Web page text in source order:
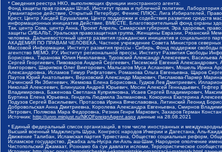
* Сведения реестра НКО, выполняющих функции иностранного агента:
Фонд защиты прав граждан Штаб, Институт права и публичной политики,
Гуманитарное действие, Открытый Петербург, Феникс ПЛЮС, Лига Избирателей,
Крест, Центр Хасдей Ерушалаим, Центр поддержки и содействия развитию средств
информационных инициатив Действие, ВМЕСТЕ, Благотворительный фонд охраны
Так, центр Сова, центр Анна, Проект Апрель, Самарская губерния, Эра здоровья,
защиты СИБАЛЬТ, Уральская правозащитная группа, Женщины Евразии, Рязанский
человека, Дальневосточный центр развития гражданских инициатив и социального
АКАДЕМИЯ ПО ПРАВАМ ЧЕЛОВЕКА, Частное учреждение Совета Министров северных
Массовой Информации, Институт развития прессы - Сибирь, Фонд поддержки
агентство МЕМО. РУ, Институт региональной прессы, Институт Развития Свободы
Борисовна, Таранова Юлия Николаевна, Туровский Александр Алексеевич,
Сергей Георгиевич, Пивоваров Андрей Сергеевич, Писемский Евгений
Викторович, Шарипков Олег Викторович, Мальсагов Муса Асланович, Мошель Ирина
Александровна, Исламов Тимур Рифгатович, Романова Ольга Евгеньевна, Щаров
Паутов Юрий Анатольевич, Верховский Александр Маркович, Пислакова-Паркер
Рачинский Ян Збигневич, Жемкова Елена Борисовна, Гудков Лев Дмитриевич,
Николай Алексеевич, Блинушов Андрей Юрьевич, Мосин Алексей Геннадьевич,
Владимировна, Баженова Светлана Куприяновна, Исаев Сергей Владимирович,
Буртина Елена Юрьевна, Гендель Людмила Залмановна, Кокорина Екатерина
Подузов Сергей Васильевич, Протасова Ирина Вячеславовна, Литинский Леонид
Добровольская Анна Дмитриевна, Королева Александра Евгеньевна, Смирнов
Петрович, Полякова Мара Федоровна, Резник Генри Маркович, Захаров Герман
Источник: http://unro.minjust.ru/NKOForeignAgent.aspx данные на 28.08.2021
* Единый федеральный список организаций, в том числе иностранных и
Высший военный Маджлисуль Шура, Конгресс народов Ичкерии и Дагестана, Аль-
Движение Талибан, Исламская партия Туркестана, Общество социальных реформ,
Исламское государство, Джабха аль-Нусра ли-Ахль аш-Шам, Народное ополчение
Чистопольский Джамаат, Рохнамо ба суи давлати исломи, Террористическое